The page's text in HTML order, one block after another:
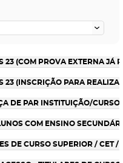
23 (COM PROVA EXTERNA JÁ
23 (INSCRIÇÃO PARA
DE PAR INSTITUIÇÃO/CURSO
COM ENSINO
DE CURSO SUPERIOR / CET /